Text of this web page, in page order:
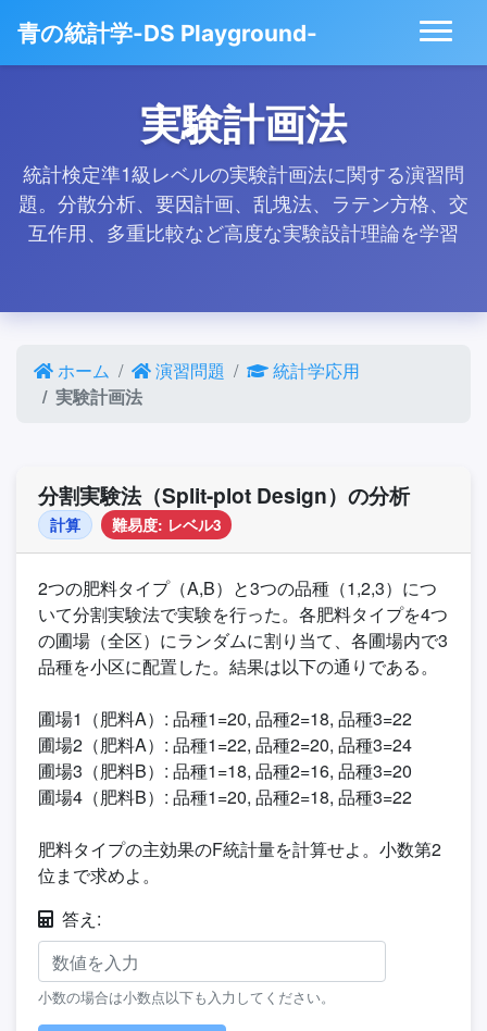
青の統計学-DS Playground-
実験計画法
統計検定準1級レベルの実験計画法に関する演習問
題。分散分析、要因計画、乱塊法、ラテン方格、交
互作用、多重比較など高度な実験設計理論を学習
ホーム 演習問題
統計学応用
実験計画法
分割実験法（Split-plot Design）の分析
計算 難易度: レベル3
2つの肥料タイプ（A,B）と3つの品種（1,2,3）につ
いて分割実験法で実験を行った。各肥料タイプを4つ
の圃場（全区）にランダムに割り当て、各圃場内で3
品種を小区に配置した。結果は以下の通りである。
圃場1（肥料A）: 品種1=20, 品種2=18, 品種3=22
圃場2（肥料A）: 品種1=22, 品種2=20, 品種3=24
圃場3（肥料B）: 品種1=18, 品種2=16, 品種3=20
圃場4（肥料B）: 品種1=20, 品種2=18, 品種3=22
肥料タイプの主効果のF統計量を計算せよ。小数第2
位まで求めよ。
答え:
小数の場合は小数点以下も入力してください。